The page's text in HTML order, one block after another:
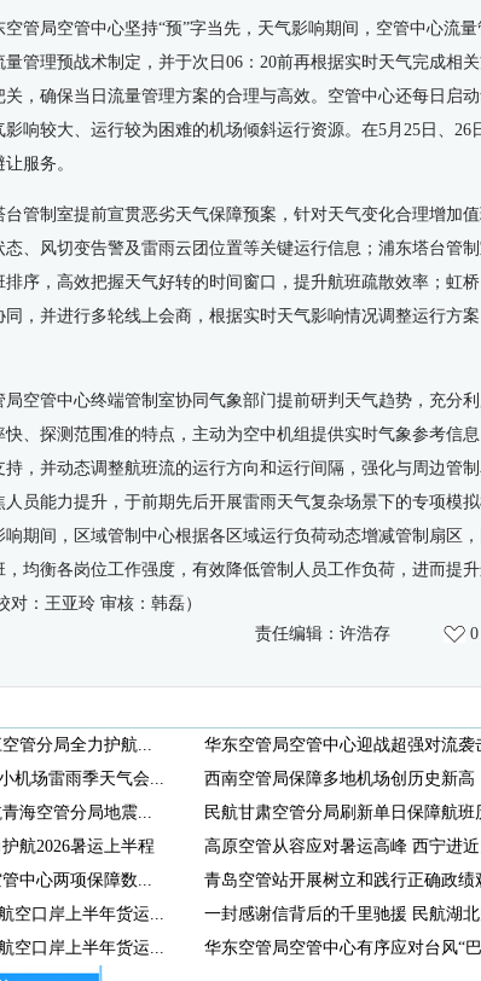
管局空管中心坚持“预”字当先，天气影响期间，空管中心流量
量管理预战术制定，并于次日06：20前再根据实时天气完成相
，确保当日流量管理方案的合理与高效。空管中心还每日启
影响较大、运行较为困难的机场倾斜运行资源。在5月25日、26
服务。
管制室提前宣贯恶劣天气保障预案，针对天气变化合理增加
、风切变告警及雷雨云团位置等关键运行信息；浦东塔台管
序，高效把握天气好转的时间窗口，提升航班疏散效率；虹
，并进行多轮线上会商，根据实时天气影响情况调整运行方
空管中心终端管制室协同气象部门提前研判天气趋势，充分
、探测范围准的特点，主动为空中机组提供实时气象参考信
，并动态调整航班流的运行方向和运行间隔，强化与周边管
员能力提升，于前期先后开展雷雨天气复杂场景下的专项模
期间，区域管制中心根据各区域运行负荷动态增减管制扇区
，均衡各岗位工作强度，有效降低管制人员工作负荷，进而提
：王亚玲 审核：韩磊）
责任编辑： 许浩存 0
管分局全力护航...
机场雷雨季天气会...
海空管分局地震...
航2026暑运上半程
中心两项保障数...
空口岸上半年货运...
空口岸上半年货运...
华东空管局空管中心迎战超强对流袭
西南空管局保障多地机场创历史新高
民航甘肃空管分局刷新单日保障航班
高原空管从容应对暑运高峰 西宁进
青岛空管站开展树立和践行正确政绩
一封感谢信背后的千里驰援 民航湖
华东空管局空管中心有序应对台风“